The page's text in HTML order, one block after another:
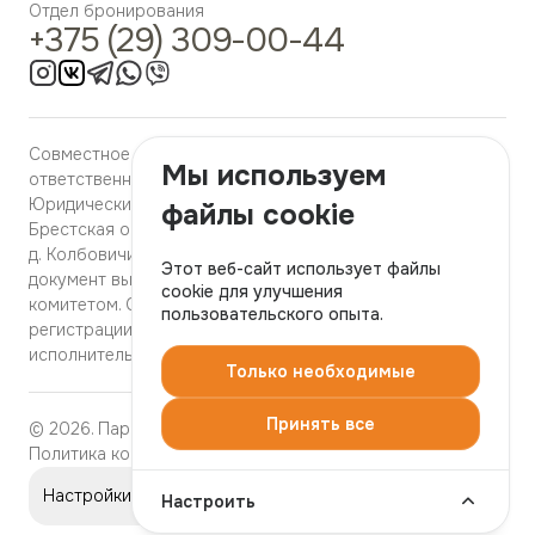
Бальнеотерапия
Карбокситерапия
Отдел бронирования
+375 (29) 309-00-44
Совместное общество с ограниченной
ответственностью «ЭкоБел «Колбовичи», УНП 291189154,
Юридический адрес: 225357 Республика Беларусь,
Брестская обл., Барановичский р‑н., Подгорновский с/с,
д. Колбовичи, клуб д. Колбовичи. Регистрационный
документ выдан Брестским областным исполнительным
комитетом. Свидетельство о государственной
регистрации выдано Брестским областным
исполнительным комитетом 20.03.2013 года..
© 2026. Парк-отель «Яркi». Официальный сайт.
Политика конфиденциальности
Настройки файлов cookie
Мы используем
файлы cookie
Этот веб-сайт использует файлы
cookie для улучшения
пользовательского опыта.
Только необходимые
Принять все
Настроить